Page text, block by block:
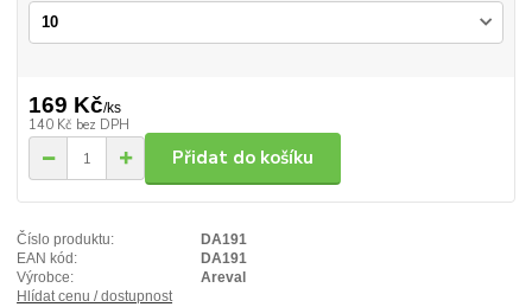
169 Kč/ks
140 Kč bez DPH
Přidat do košíku
Číslo produktu:
DA191
EAN kód:
DA191
Výrobce:
Areval
Hlídat cenu / dostupnost